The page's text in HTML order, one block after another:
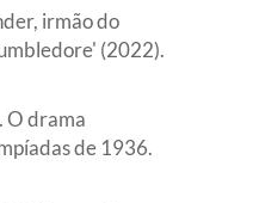
irmão do
(2022).
O drama
de 1936.